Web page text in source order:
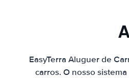
EasyTerra Aluguer de
carros. O nosso